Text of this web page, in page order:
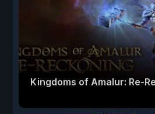
Kingdoms of Amalur: Re-